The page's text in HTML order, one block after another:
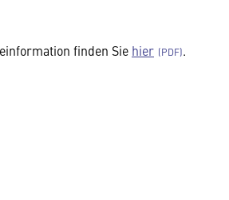
finden Sie hier .